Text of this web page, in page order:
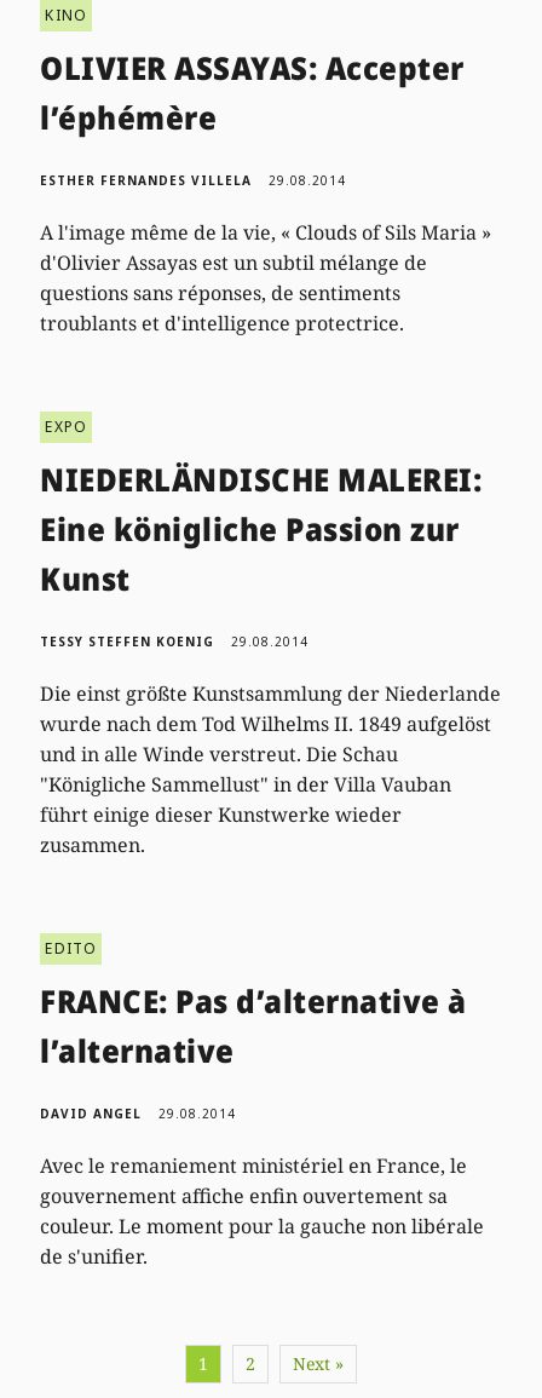
KINO
OLIVIER ASSAYAS: Accepter
l’éphémère
ESTHER FERNANDES VILLELA 29.08.2014
A l'image même de la vie, « Clouds of Sils Maria »
d'Olivier Assayas est un subtil mélange de
questions sans réponses, de sentiments
troublants et d'intelligence protectrice.
EXPO
NIEDERLÄNDISCHE MALEREI:
Eine königliche Passion zur
Kunst
TESSY STEFFEN KOENIG 29.08.2014
Die einst größte Kunstsammlung der Niederlande
wurde nach dem Tod Wilhelms II. 1849 aufgelöst
und in alle Winde verstreut. Die Schau
"Königliche Sammellust" in der Villa Vauban
führt einige dieser Kunstwerke wieder
zusammen.
EDITO
FRANCE: Pas d’alternative à
l’alternative
DAVID ANGEL 29.08.2014
Avec le remaniement ministériel en France, le
gouvernement affiche enfin ouvertement sa
couleur. Le moment pour la gauche non libérale
de s'unifier.
1 2 Next »